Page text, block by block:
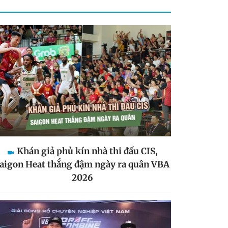
Khán giả phủ kín nhà thi đấu CIS,
Heat thắng đậm ngày ra quân VBA
2026